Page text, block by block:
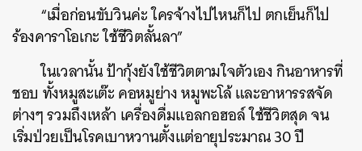
“เมื่อก่อนขับวินค่ะ ใครจ้างไปไหนก็ไป ตกเย็นก็ไป
ร้องคาราโอเกะ ใช้ชีวิตลั้นลา”
ในเวลานั้น ป้ากุ้งยังใช้ชีวิตตามใจตัวเอง กินอาหารที่
ชอบ ทั้งหมูสะเต๊ะ คอหมูย่าง หมูพะโล้ และอาหารรสจัด
ต่างๆ รวมถึงเหล้า เครื่องดื่มแอลกอฮอล์ ใช้ชีวิตสุด จน
เริ่มป่วยเป็นโรคเบาหวานตั้งแต่อายุประมาณ 30 ปี